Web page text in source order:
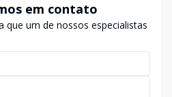
em contato
que um de nossos especialistas